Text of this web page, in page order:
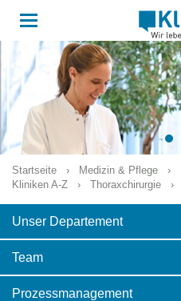
Toggle
navigation
Startseite › Medizin & Pflege ›
Kliniken A-Z
› Thoraxchirurgie ›
Unser Departement
Team
Prozessmanagement